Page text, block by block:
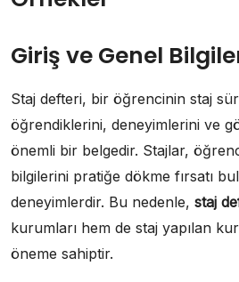
Giriş ve Genel
Staj defteri, bir öğrencinin staj
öğrendiklerini, deneyimlerini ve
önemli bir belgedir. Stajlar,
bilgilerini pratiğe dökme fırsatı
deneyimlerdir. Bu nedenle, staj
kurumları hem de staj yapılan
öneme sahiptir.